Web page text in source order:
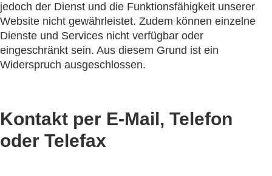
jedoch der Dienst und die Funktionsfähigkeit unserer
Website nicht gewährleistet. Zudem können einzelne
Dienste und Services nicht verfügbar oder
eingeschränkt sein. Aus diesem Grund ist ein
Widerspruch ausgeschlossen.
Kontakt per E-Mail, Telefon
oder Telefax